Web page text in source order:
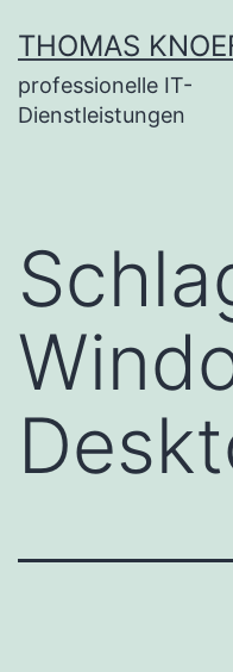
Inhalt
springen
THOMAS
professionelle IT-
Dienstleistungen